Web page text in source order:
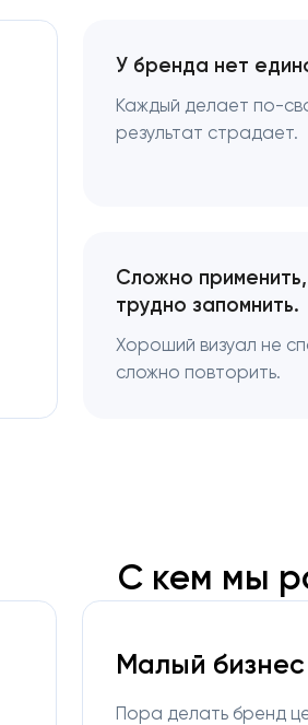
У бренда нет
Каждый делает по-
результат страдает.
Сложно применить,
трудно запомнить.
Хороший визуал не
сложно повторить.
С кем мы
Малый бизнес
Пора делать бренд